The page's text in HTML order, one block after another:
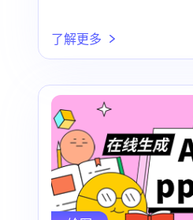
了解更多